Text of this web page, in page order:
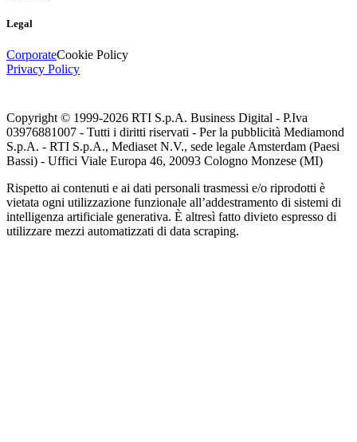
Legal
CorporateCookie Policy
Privacy Policy
Copyright © 1999-2026 RTI S.p.A. Business Digital - P.Iva
03976881007 - Tutti i diritti riservati - Per la pubblicità Mediamond
S.p.A. - RTI S.p.A., Mediaset N.V., sede legale Amsterdam (Paesi
Bassi) - Uffici Viale Europa 46, 20093 Cologno Monzese (MI)
Rispetto ai contenuti e ai dati personali trasmessi e/o riprodotti è
vietata ogni utilizzazione funzionale all’addestramento di sistemi di
intelligenza artificiale generativa. È altresì fatto divieto espresso di
utilizzare mezzi automatizzati di data scraping.